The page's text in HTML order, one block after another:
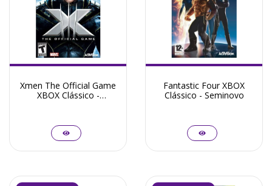
Xmen The Official Game
XBOX Clássico -
Fantastic Four XBOX
Clássico - Seminovo